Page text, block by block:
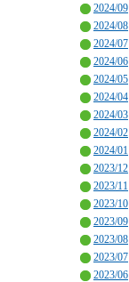
2024/09
2024/08
2024/07
2024/06
2024/05
2024/04
2024/03
2024/02
2024/01
2023/12
2023/11
2023/10
2023/09
2023/08
2023/07
2023/06